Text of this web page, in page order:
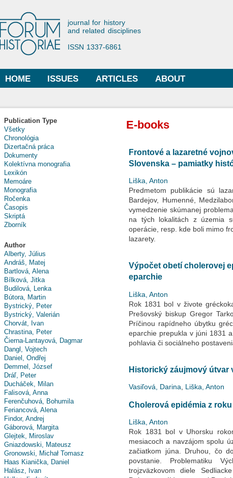
Forum Historiae
journal for history
and related disciplines
ISSN 1337-6861
Main menu
HOME ISSUES ARTICLES ABOUT
Publication Type
Všetky
Chronológia
Dizertačná práca
Dokumenty
Kolektívna monografia
Lexikón
Memoáre
Monografia
Ročenka
Časopis
Skriptá
Zborník
Author
Alberty, Július
Andráš, Matej
Bartlová, Alena
Bílková, Jitka
Budilová, Lenka
Bútora, Martin
Bystrický, Peter
Bystrický, Valerián
Chorvát, Ivan
Chrastina, Peter
Čierna-Lantayová, Dagmar
Dangl, Vojtech
Daniel, Ondřej
Demmel, József
Dráľ, Peter
Ducháček, Milan
Falisová, Anna
Ferenčuhová, Bohumila
Feriancová, Alena
Findor, Andrej
Gáborová, Margita
Glejtek, Miroslav
Gniazdowski, Mateusz
Gronowski, Michał Tomasz
Haas Kianička, Daniel
Halász, Ivan
E-books
Frontové a lazaretné
Slovenska – pamiatky
Liška, Anton
Predmetom publikácie sú
Bardejov, Humenné,
vymedzenie skúmanej
na tých lokalitách z územia
operácie, resp. kde boli mimo
lazarety.
Výpočet obetí cholerovej
eparchie
Liška, Anton
Rok 1831 bol v živote
Prešovský biskup Gregor
Príčinou rapídneho úbytku
eparchie prepukla v júni 1831
pohlavia či sociálneho
Historický záujmový útvar
Vasiľová, Darina Liška, Anton
Cholerová epidémia z
Liška, Anton
Rok 1831 bol v Uhorsku
mesiacoch a navzájom spolu
začiatkom júna. Druhou, čo
povstanie. Problematiku
trojzväzkovom diele